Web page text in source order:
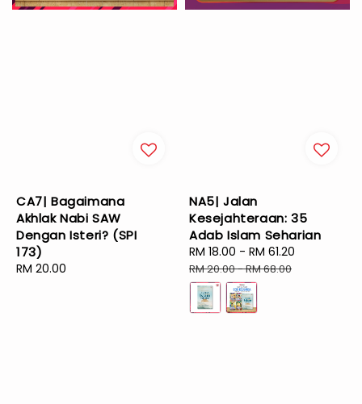
CA7| Bagaimana
Akhlak Nabi SAW
Dengan Isteri? (SPI
173)
Regular
RM 20.00
NA5| Jalan
Kesejahteraan: 35
Adab Islam Seharian
Sale
price
RM 18.00 - RM 61.20
RM 20.00-RM 68.00